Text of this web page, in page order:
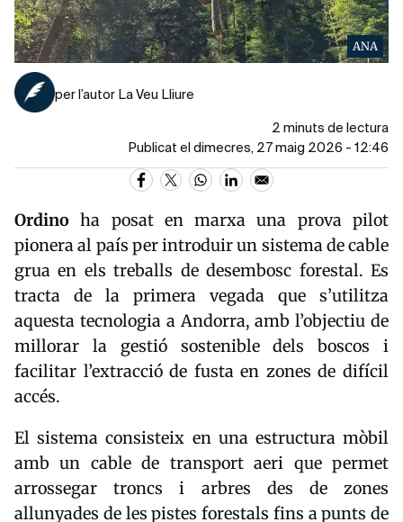
ANA
per l’autor La Veu Lliure
2 minuts de lectura
Publicat el dimecres, 27 maig 2026 - 12:46
Ordino ha posat en marxa una prova pilot
pionera al país per introduir un sistema de cable
grua en els treballs de desembosc forestal. Es
tracta de la primera vegada que s’utilitza
aquesta tecnologia a Andorra, amb l’objectiu de
millorar la gestió sostenible dels boscos i
facilitar l’extracció de fusta en zones de difícil
accés.
El sistema consisteix en una estructura mòbil
amb un cable de transport aeri que permet
arrossegar troncs i arbres des de zones
allunyades de les pistes forestals fins a punts de